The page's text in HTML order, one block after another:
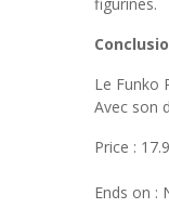
Le Funko
Avec son
Price :
Ends on :